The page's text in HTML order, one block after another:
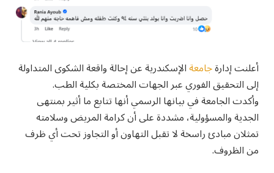
أعلنت إدارةجامعةالإسكندرية عن إحالة واقعة الشكوى المتداولة
إلى التحقيق الفوري عبر الجهات المختصة بكلية الطب.
وأكدت الجامعة في بيانها الرسمي أنها تتابع ما أثير بمنتهى
الجدية والمسؤولية، مشددة على أن كرامة المريض وسلامته
تمثلان مبادئ راسخة لا تقبل التهاون أو التجاوز تحت أي ظرف
من الظروف.